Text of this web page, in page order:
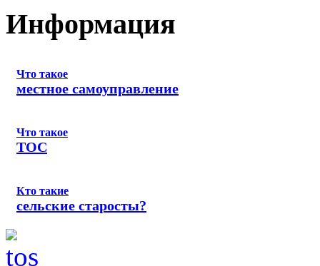
Информация
Что такое
местное самоуправление
Что такое
ТОС
Кто такие
сельские старосты?